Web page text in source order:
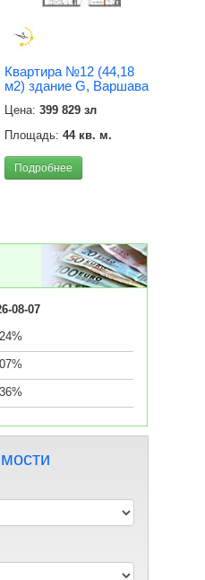
Квартира №12 (44,18
м2) здание G, Варшава
Цена: 399 829 зл
Площадь: 44 кв. м.
Подробнее
08-07